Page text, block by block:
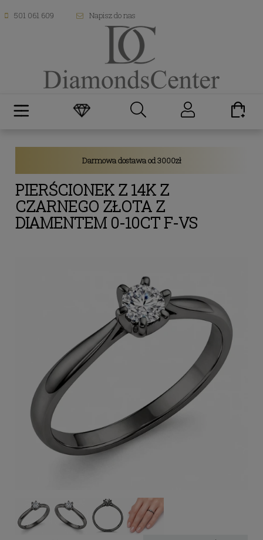
501 061 609 Napisz do nas
Darmowa dostawa od 3000zł
PIERŚCIONEK Z 14K Z
CZARNEGO ZŁOTA Z
DIAMENTEM 0-10CT F-VS